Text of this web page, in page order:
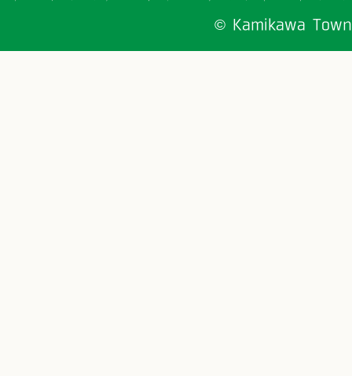
© Kamikawa Town